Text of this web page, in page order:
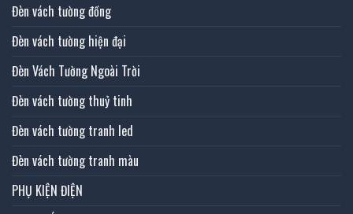
Đèn vách tường đồng
Đèn vách tường hiện đại
Đèn Vách Tường Ngoài Trời
Đèn vách tường thuỷ tinh
Đèn vách tường tranh led
Đèn vách tường tranh màu
PHỤ KIỆN ĐIỆN